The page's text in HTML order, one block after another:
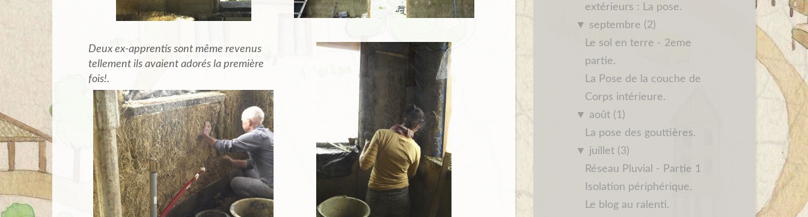
Deux ex-apprentis sont même revenus
tellement ils avaient adorés la première
fois!.
extérieurs : La pose.
▼ septembre (2)
Le sol en terre - 2eme
partie.
La Pose de la couche de
Corps intérieure.
▼ août (1)
La pose des gouttières.
▼ juillet (3)
Réseau Pluvial - Partie 1
Isolation périphérique.
Le blog au ralenti.